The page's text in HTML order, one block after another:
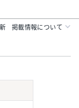
掲載情報について